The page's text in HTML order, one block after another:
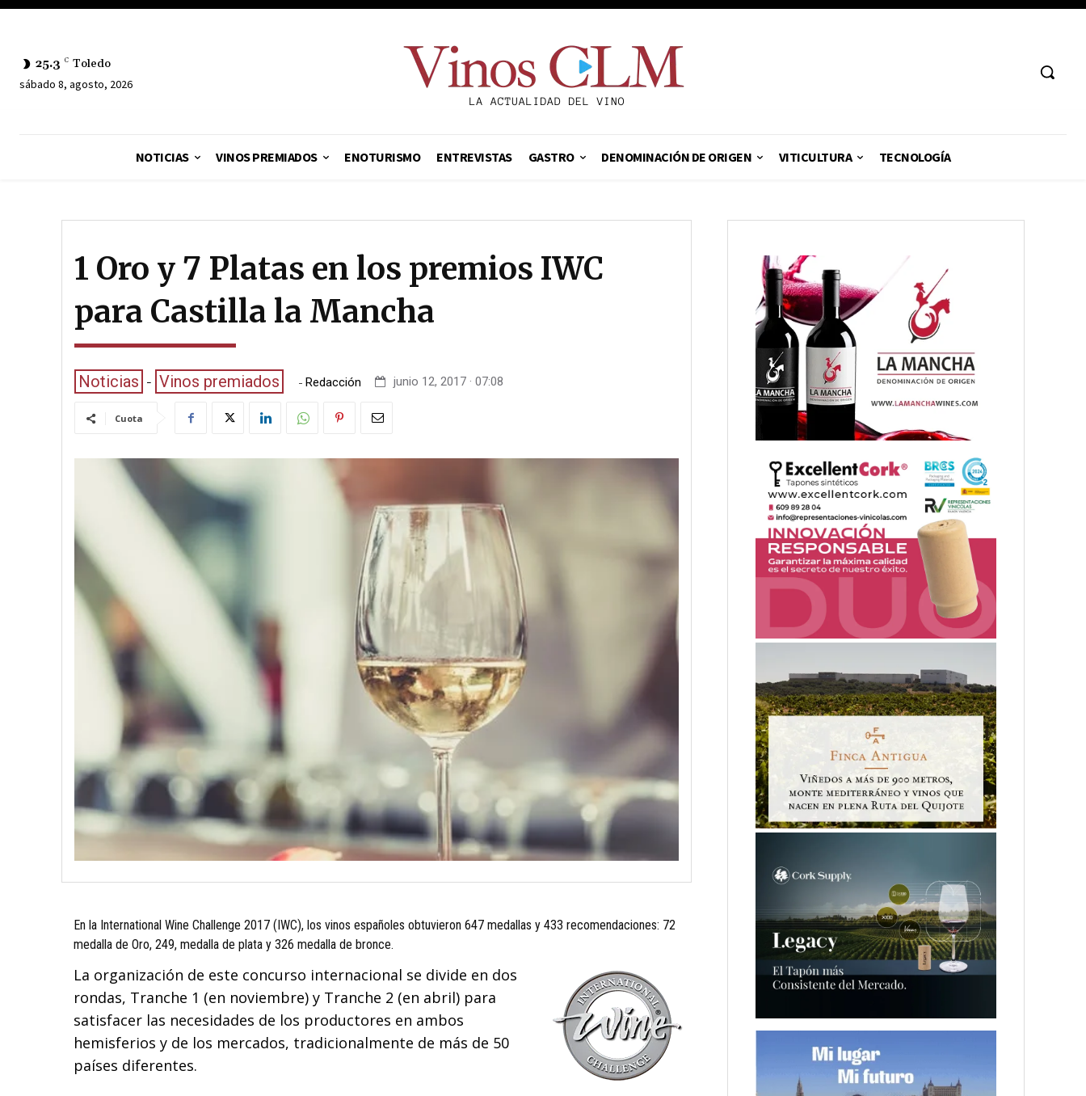
25.3 C Toledo
sábado 8, agosto, 2026
NOTICIAS VINOS PREMIADOS ENOTURISMO ENTREVISTAS GASTRO DENOMINACIÓN DE ORIGEN VITICULTURA TECNOLOGÍA
1 Oro y 7 Platas en los premios IWC
para Castilla la Mancha
Noticias Vinos premiados - Redacción junio 12, 2017 · 07:08
Cuota
En la International Wine Challenge 2017 (IWC), los vinos españoles obtuvieron 647 medallas y 433 recomendaciones: 72
medalla de Oro, 249, medalla de plata y 326 medalla de bronce.
La organización de este concurso internacional se divide en dos
rondas, Tranche 1 (en noviembre) y Tranche 2 (en abril) para
satisfacer las necesidades de los productores en ambos
hemisferios y de los mercados, tradicionalmente de más de 50
países diferentes.